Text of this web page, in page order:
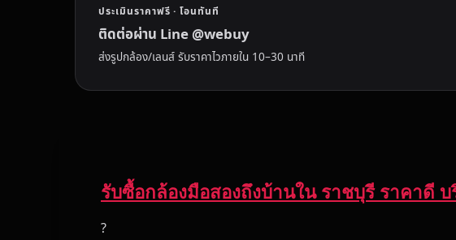
ประเมินราคาฟรี · โอนทันที
ติดต่อผ่าน Line @webuy
ส่งรูปกล้อง/เลนส์ รับราคาไวภายใน 10–30 นาที
รับซื้อกล้องมือสองถึงบ้านใน ราชบุรี ราคาดี
?